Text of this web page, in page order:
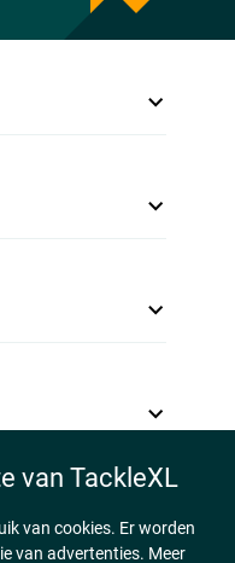
van TackleXL
van cookies. Er worden
van advertenties. Meer